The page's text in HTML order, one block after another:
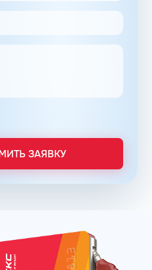
значительно упрощают
транспортной логистики.
транспортной логистики
сотрудников, сократить
задач и трудозатрат на их
помогает контроль
в упрощенном
информации в одном месте о
поможет выявить
Использование средств
легко выявить, если
и тщательного контроля
карты для оптовых
ЗАЯВКУ